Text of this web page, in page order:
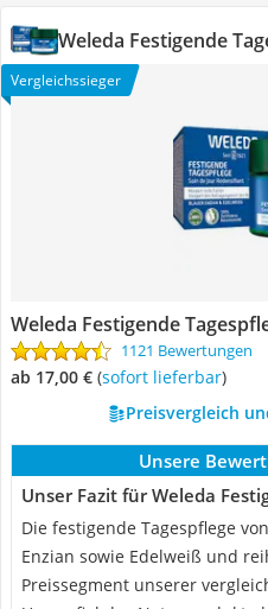
Weleda Festigende
Vergleichssieger
Weleda Festigende
1121 Bewertungen
ab 17,00 € ( Sofort lieferbar)
Preisvergleich
Unsere
Unser Fazit für Weleda
Die festigende Tagespflege
Enzian sowie Edelweiß und
Preissegment unserer